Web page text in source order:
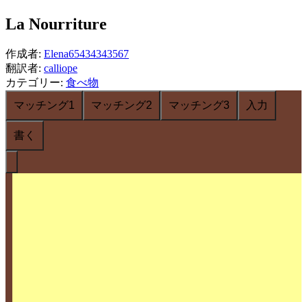
La Nourriture
作成者: Elena65434343567
翻訳者: calliope
カテゴリー: 食べ物
マッチング1
マッチング2 マッチング3 入力
書く